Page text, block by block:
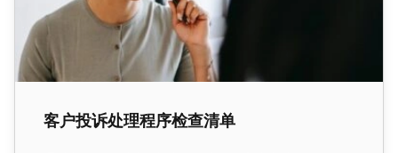
客户投诉处理程序检查清单